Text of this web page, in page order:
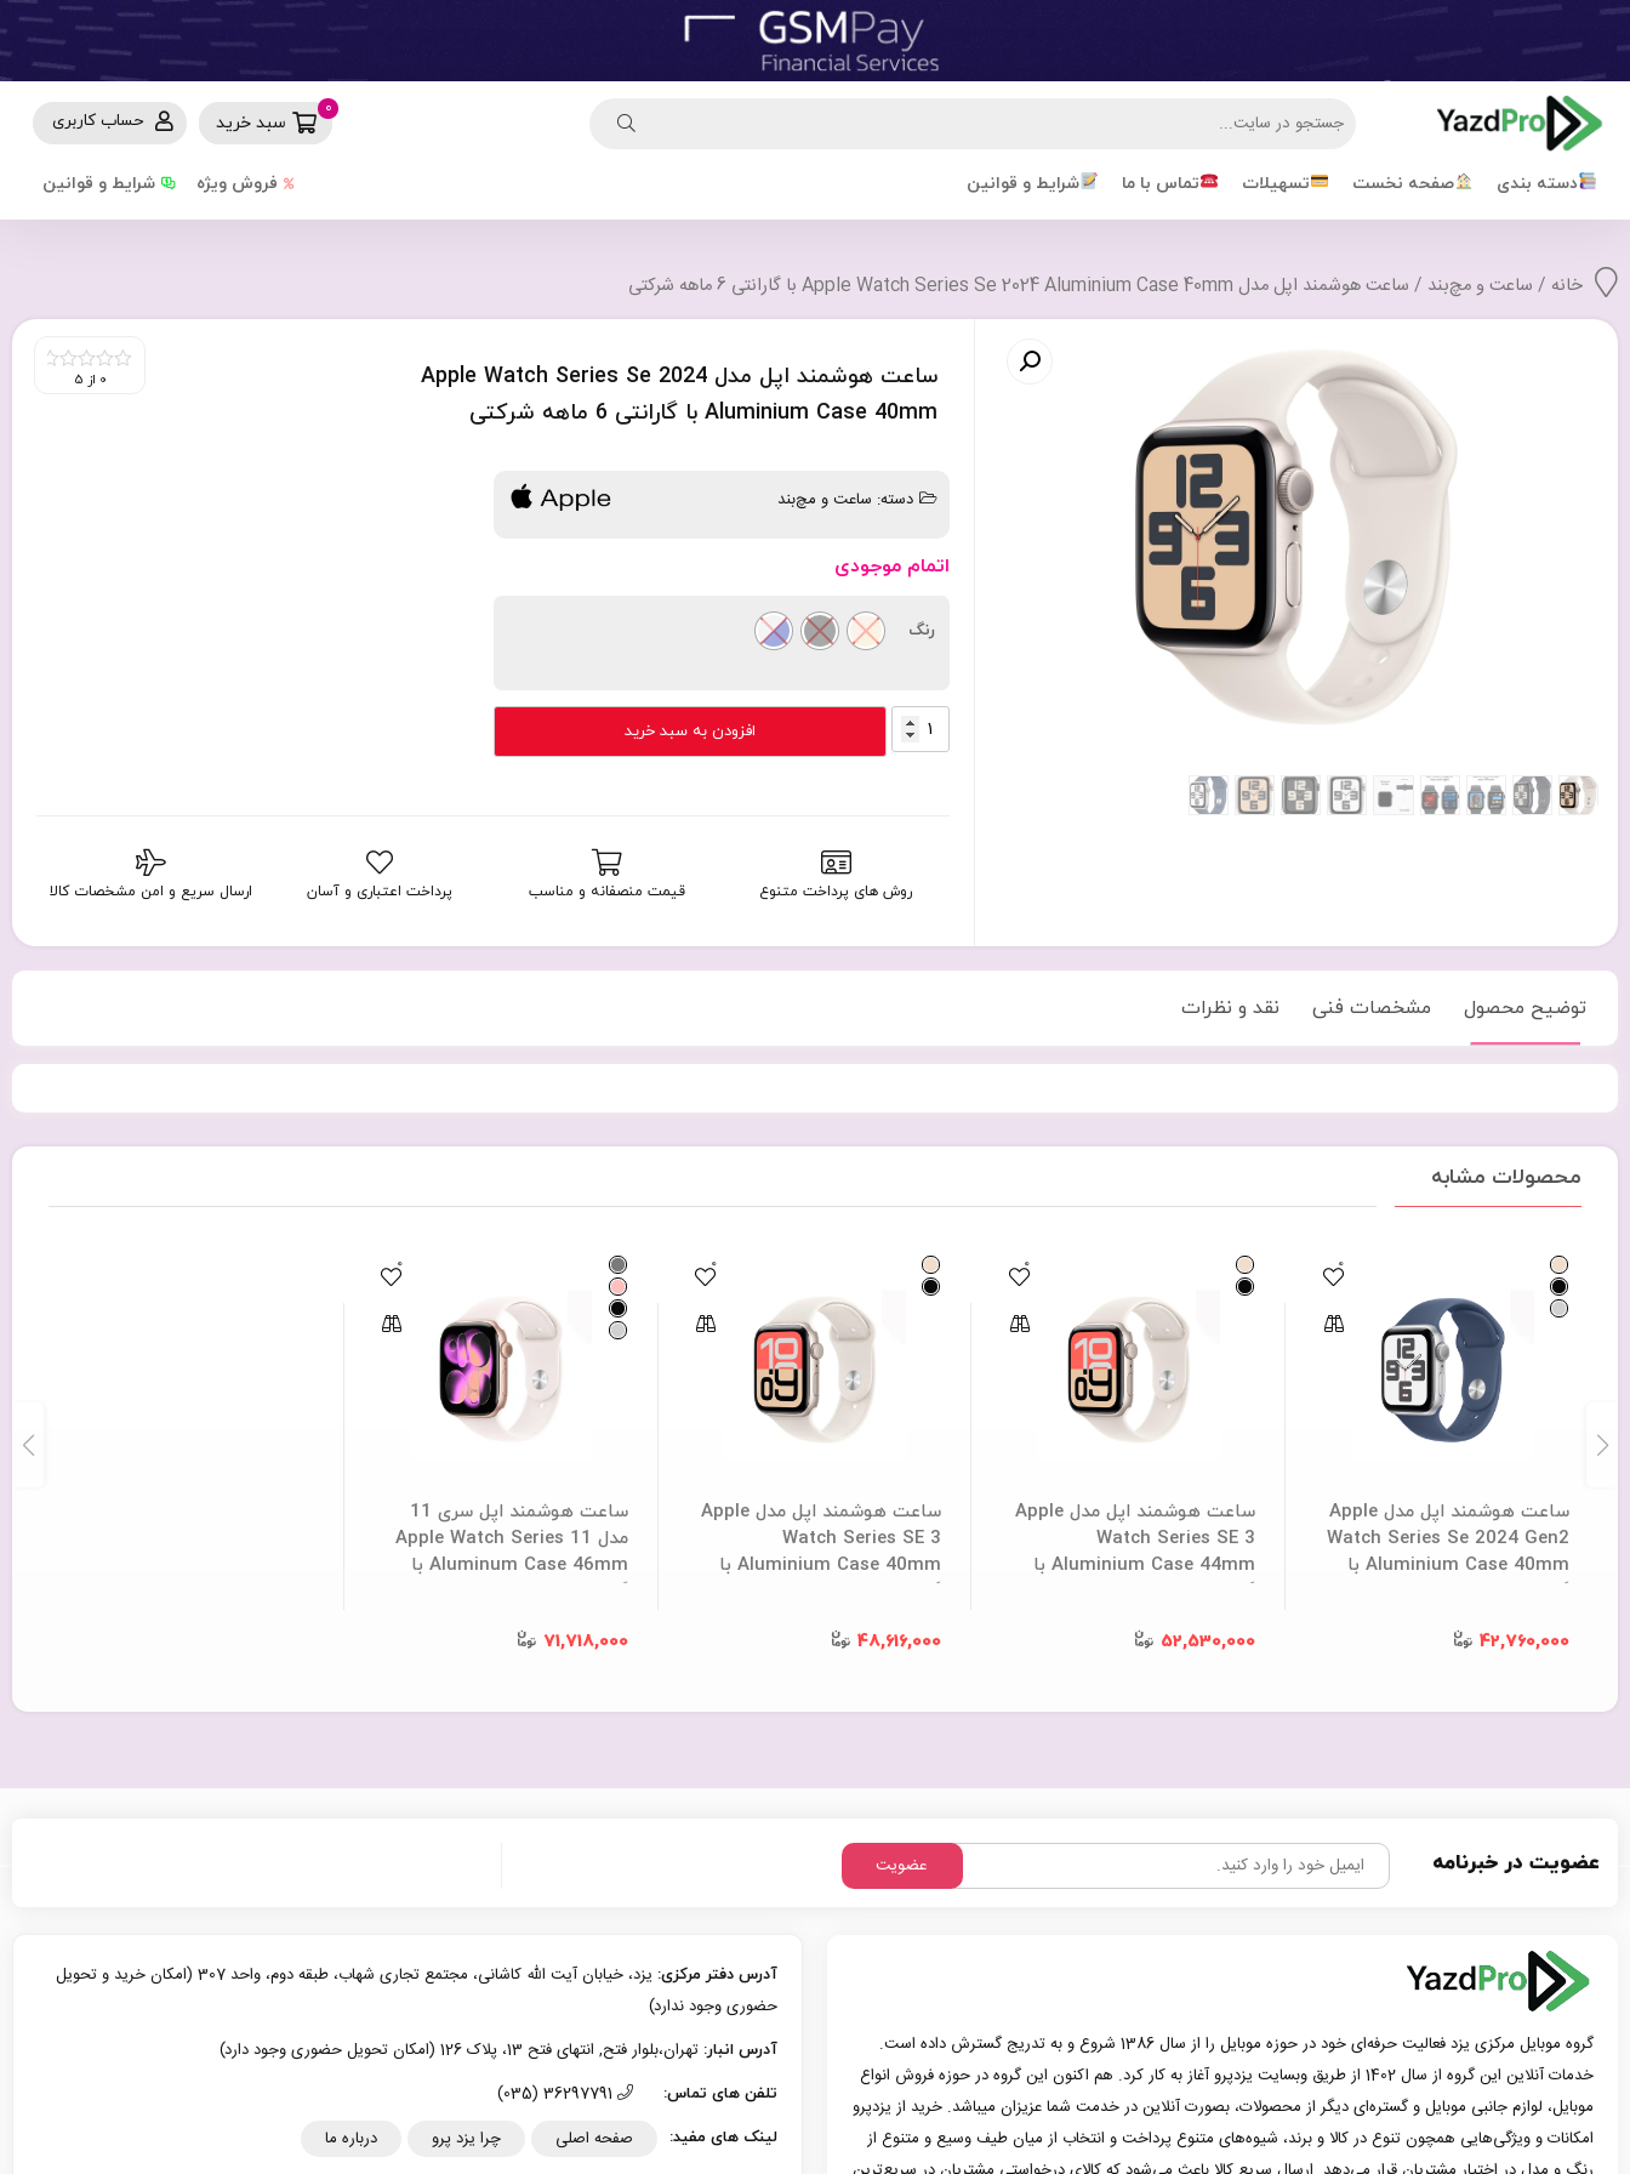
حساب کاربری سبد خرید
0
دسته بندی صفحه نخست تسهیلات تماس با ما شرایط و قوانین شرایط و قوانین فروش ویژه
خانه / ساعت و مچ‌بند / ساعت هوشمند اپل مدل Apple Watch Series Se 2024 Aluminium Case 40mm با گارانتی 6 ماهه شرکتی
ساعت هوشمند اپل مدل Apple Watch Series Se 2024
Aluminium Case 40mm با گارانتی 6 ماهه شرکتی
0 از 5
دسته: ساعت و مچ‌بند
اتمام موجودی
رنگ
ساعت
هوشمند
Series
2024
با
ماهه
عدد
افزودن به سبد خرید
روش های پرداخت متنوع قیمت منصفانه و مناسب پرداخت اعتباری و آسان ارسال سریع و امن مشخصات کالا
توضیح محصول مشخصات فنی نقد و نظرات
محصولات مشابه
ساعت هوشمند اپل مدل Apple
Watch Series Se 2024 Gen2
Aluminium Case 40mm با
42,760,000
0
ساعت هوشمند اپل مدل Apple
Watch Series SE 3
Aluminium Case 44mm با
52,530,000
0
ساعت هوشمند اپل مدل Apple
Watch Series SE 3
Aluminium Case 40mm با
48,616,000
0
ساعت هوشمند اپل سری 11
مدل Apple Watch Series 11
Aluminum Case 46mm با
71,718,000
0
عضویت در خبرنامه عضویت
گروه موبایل مرکزی یزد فعالیت حرفه‌ای خود در حوزه موبایل را از سال 1386 شروع و به تدریج گسترش داده است.
خدمات آنلاین این گروه از سال 1402 از طریق وبسایت یزدپرو آغاز به کار کرد. هم اکنون این گروه در حوزه فروش انواع
موبایل، لوازم جانبی موبایل و گستره‌ای دیگر از محصولات، بصورت آنلاین در خدمت شما عزیزان میباشد. خرید از یزدپرو
امکانات و ویژگی‌هایی همچون تنوع در کالا و برند، شیوه‌های متنوع پرداخت و انتخاب از میان طیف وسیع و متنوع از
آدرس دفتر مرکزی:
یزد، خیابان آیت الله کاشانی، مجتمع تجاری شهاب، طبقه دوم، واحد 307 (امکان خرید و تحویل
حضوری وجود ندارد)
آدرس انبار: تهران،بلوار فتح, انتهای فتح 13، پلاک 126 (امکان تحویل حضوری وجود دارد)
تلفن های تماس:
لینک های مفید: صفحه اصلی چرا یزد پرو درباره ما